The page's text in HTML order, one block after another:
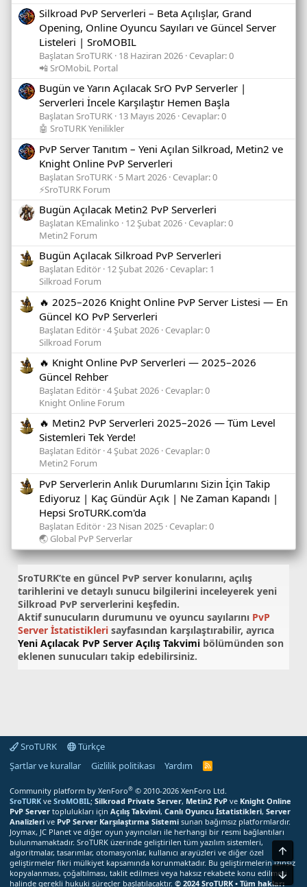
Silkroad PvP Serverleri – Beta Açılışlar, Grand
Opening, Online Oyuncu Sayıları ve Güncel Server
Listeleri | SroMOBIL
Başlatan SroTURK 18 Haziran 2026 Cevaplar: 0
📲 SrOMobiL Portal
Bugün ve Yarın Açılacak SrO PvP Serverler |
Serverleri İncele Karşılaştır Hemen Başla
Başlatan SroTURK 13 Mayıs 2026 Cevaplar: 0
🤖 SroTURK Yenilikler
PvP Server Tanıtım – Yeni Açılan Silkroad, Metin2 ve
Knight Online PvP Serverleri
Başlatan SroTURK 5 Mart 2026 Cevaplar: 0
⚡SroTURK Forum
Bugün Açılacak Metin2 PvP Serverleri
Başlatan KEmalinko 12 Şubat 2026 Cevaplar: 0
Metin2 Forum
Bugün Açılacak Silkroad PvP Serverleri
Başlatan Editör 12 Şubat 2026 Cevaplar: 1
Silkroad Forum
🔥 2025–2026 Knight Online PvP Server Listesi — En
Güncel KO PvP Serverleri
Başlatan Editör 4 Şubat 2026 Cevaplar: 0
Silkroad Forum
🔥 Knight Online PvP Serverleri — 2025–2026
Güncel Rehber
Başlatan Editör 4 Şubat 2026 Cevaplar: 0
Knight Online Forum
🔥 Metin2 PvP Serverleri 2025–2026 — Tüm Level
Sistemleri Tek Yerde!
Başlatan Editör 4 Şubat 2026 Cevaplar: 0
Metin2 Forum
PvP Serverlerin Anlık Durumlarını Sizin İçin Takip
Ediyoruz | Kaç Gündür Açık | Ne Zaman Kapandı |
Hepsi SroTURK.com'da
Başlatan Editör 23 Nisan 2025 Cevaplar: 0
🌏 Global PvP Serverlar
SroTURK’te en güncel PvP server konularını, açılış
tarihlerini ve detaylı sunucu bilgilerini inceleyerek yeni
Silkroad PvP serverlerini keşfedin.
Aktif sunucuların durumunu ve oyuncu sayılarını PvP
Server İstatistikleri sayfasından karşılaştırabilir, ayrıca
Yeni Açılacak PvP Server Açılış Takvimi bölümünden son
eklenen sunucuları takip edebilirsiniz.
SroTURK
Türkçe
Şartlar ve kurallar
Gizlilik politikası Yardım
S
T
U
R
K
R
S
S
M
e
r
Community platform by XenForo® © 2010-2026 XenForo Ltd.
SroTURK ve SroMOBIL; Silkroad Private Server, Metin2 PvP ve Knight Online
PvP Server toplulukları için Açılış Takvimi, Canlı Oyuncu İstatistikleri, Server
Analizleri ve PvP Server Karşılaştırma Sistemi sunan bağımsız platformlardır.
Joymax, JC Planet ve diğer oyun yayıncıları ile herhangi bir resmi bağlantıları
bulunmamaktadır. SroTURK üzerinde geliştirilen tüm yazılım sistemleri,
algoritmalar, tasarımlar, otomasyonlar, kullanıcı arayüzleri ve diğer özel
geliştirmeler fikri mülkiyet kapsamında korunmaktadır. Bu geliştirmelerin izinsiz
kopyalanması, çoğaltılması, taklit edilmesi veya haksız rekabete konu edilmesi
halinde gerekli hukuki süreçler başlatılacaktır. © 2024 SroTURK • Tüm hakları